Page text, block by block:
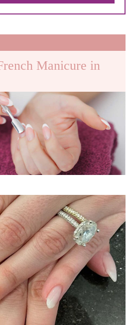
Manicure in